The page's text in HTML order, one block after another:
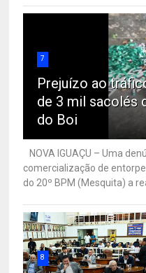
7
Prejuízo ao
de 3 mil sacolés
do Boi
NOVA IGUAÇU – Uma
comercialização de
do 20º BPM (Mesquita) a
8